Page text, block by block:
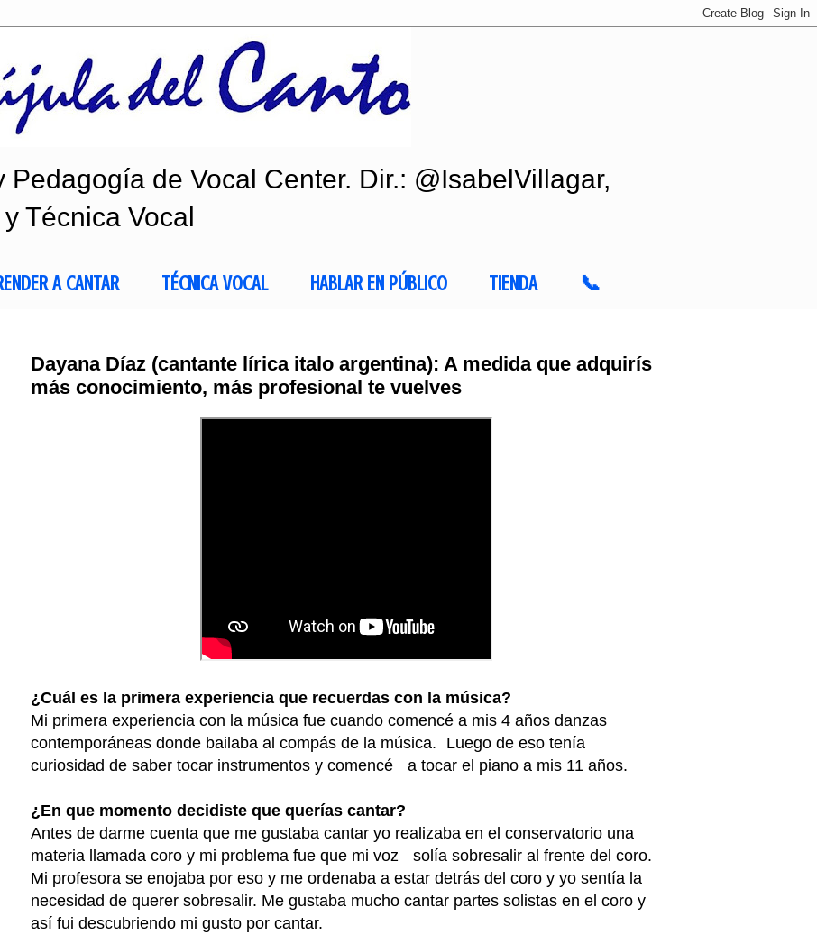
Pedagogía de Vocal Center. Dir.: @IsabelVillagar,
Técnica Vocal
A CANTAR TÉCNICA VOCAL HABLAR EN PÚBLICO TIENDA 📞
Dayana Díaz (cantante lírica italo argentina): A medida que adquirís
más conocimiento, más profesional te vuelves
¿Cuál es la primera experiencia que recuerdas con la música?
Mi primera experiencia con la música fue cuando comencé a mis 4 años danzas
contemporáneas donde bailaba al compás de la música. Luego de eso tenía
curiosidad de saber tocar instrumentos y comencé a tocar el piano a mis 11 años.
¿En que momento decidiste que querías cantar?
Antes de darme cuenta que me gustaba cantar yo realizaba en el conservatorio una
materia llamada coro y mi problema fue que mi voz solía sobresalir al frente del coro.
Mi profesora se enojaba por eso y me ordenaba a estar detrás del coro y yo sentía la
necesidad de querer sobresalir. Me gustaba mucho cantar partes solistas en el coro y
así fui descubriendo mi gusto por cantar.